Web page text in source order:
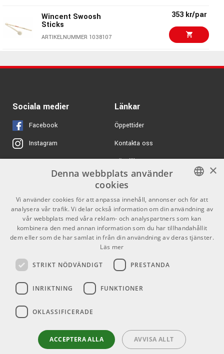
Vater VH5BW 5B 159 kr/par
Wincent Swoosh
Sticks
ARTIKELNUMMER 1038107
353 kr/par
trumstockar
Vic Firth Dave Weckl
Signature Nylon Tip -
ARTIKELNUMMER 1088084
Vic Firth Carter
ARTIKELNUMMER 1071029
- Trumstockar i hickory
med trädruva
ARTIKELNUMMER 1039459
Meinl MSTDM Mini
Steel Drum Mallets
ARTIKELNUMMER 1078169
120 kr/st
Sociala medier
Facebook
Instagram
X
Youtube
TikTok
Länkar
Öppettider
Kontakta oss
Köpvillkor
Butiken
Varumärken
GDPR & Cookies
Kontakt
Info
Mån-Fre: 10.00-18.00
Helgdagar
SWEDISH
ENGLISH
×
Denna webbplats använder
cookies
Vi använder cookies för att anpassa innehåll, annonser och för att
analysera vår trafik. Vi delar också information om din användning av
vår webbplats med våra reklam- och analyspartners som kan
kombinera den med annan information som du har tillhandahållit
dem eller som de har samlat in från din användning av deras tjänster.
Läs mer
STRIKT NÖDVÄNDIGT PRESTANDA
INRIKTNING FUNKTIONER
OKLASSIFICERADE
ACCEPTERA ALLA AVVISA ALLT